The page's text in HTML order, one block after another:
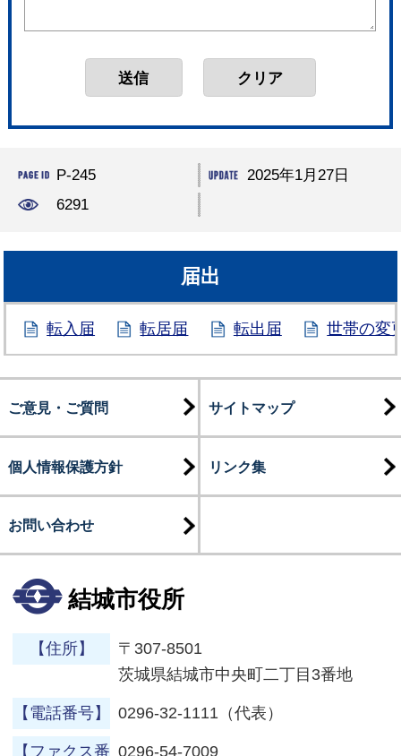
P-245
2025年1月27日
6291
届出
転入届 転居届 転出届 世帯の変
ご意見・ご質問 サイトマップ
個人情報保護方針 リンク集
お問い合わせ
結城市役所
【住所】
〒307-8501
茨城県結城市中央町二丁目3番地
【電話番号】 0296-32-1111（代表）
【ファクス番 0296-54-7009